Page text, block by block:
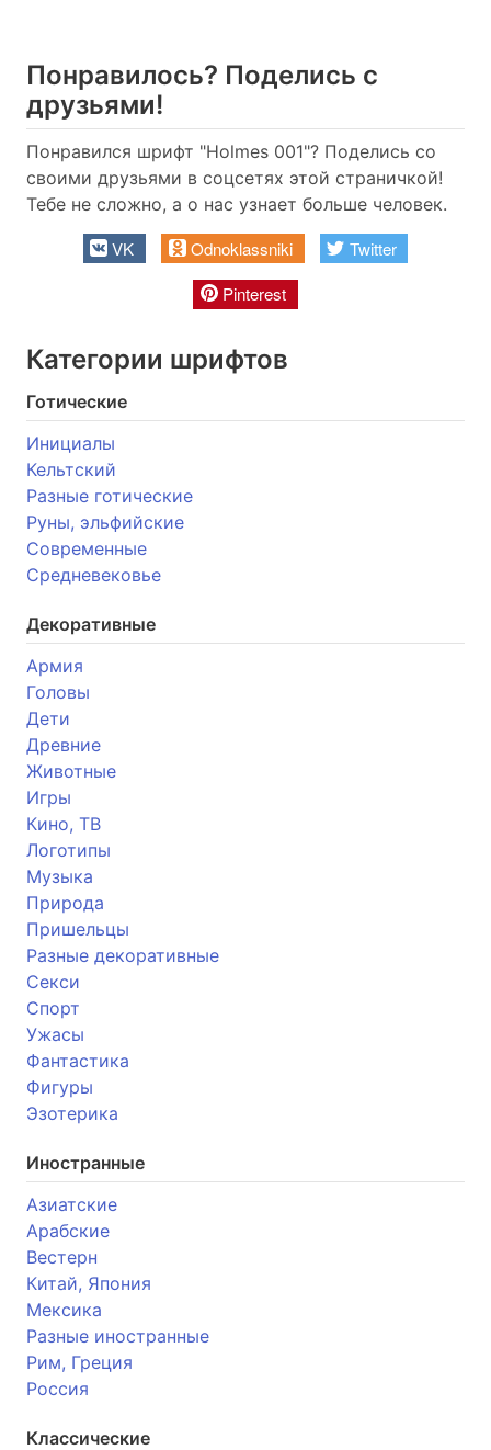
Понравилось? Поделись с
друзьями!
Понравился шрифт "Holmes 001"? Поделись со
своими друзьями в соцсетях этой страничкой!
Тебе не сложно, а о нас узнает больше человек.
VK Odnoklassniki
Twitter
Pinterest
Категории шрифтов
Готические
Инициалы
Кельтский
Разные готические
Руны, эльфийские
Современные
Средневековье
Декоративные
Армия
Головы
Дети
Древние
Животные
Игры
Кино, ТВ
Логотипы
Музыка
Природа
Пришельцы
Разные декоративные
Секси
Спорт
Ужасы
Фантастика
Фигуры
Эзотерика
Иностранные
Азиатские
Арабские
Вестерн
Китай, Япония
Мексика
Разные иностранные
Рим, Греция
Россия
Классические